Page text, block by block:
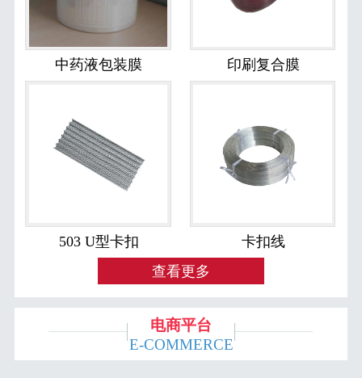
中药液包装膜 印刷复合膜
503 U型卡扣
卡扣线
查看更多
电商平台
E-COMMERCE